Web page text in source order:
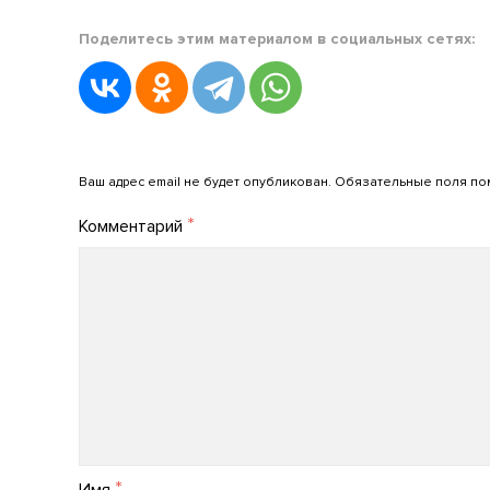
in
Новости
АРПО
20.03.2022
admin_arpo
Поделитесь этим материалом в социальных сетях:
Ваш адрес email не будет опубликован. Обязательные поля
Комментарий *